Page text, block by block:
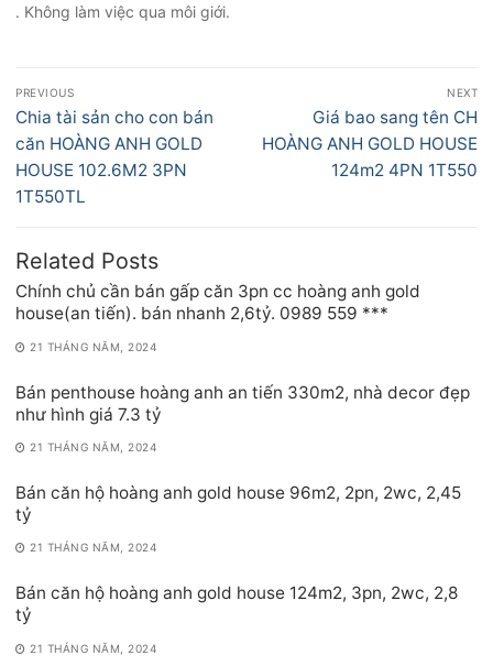
. Không làm việc qua môi giới.
Điều
hướng
bài
viết
PREVIOUS
Previous
post:
Chia tài sản cho con bán
căn HOÀNG ANH GOLD
HOUSE 102.6M2 3PN
1T550TL
NEXT
Next
post:
Giá bao sang tên CH
HOÀNG ANH GOLD HOUSE
124m2 4PN 1T550
Related Posts
Chính chủ cần bán gấp căn 3pn cc hoàng anh gold
house(an tiến). bán nhanh 2,6tỷ. 0989 559 ***
21 THÁNG NĂM, 2024
Bán penthouse hoàng anh an tiến 330m2, nhà decor đẹp
như hình giá 7.3 tỷ
21 THÁNG NĂM, 2024
Bán căn hộ hoàng anh gold house 96m2, 2pn, 2wc, 2,45
tỷ
21 THÁNG NĂM, 2024
Bán căn hộ hoàng anh gold house 124m2, 3pn, 2wc, 2,8
tỷ
21 THÁNG NĂM, 2024